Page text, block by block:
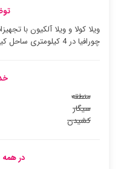
ویلا کولا و ویلا آلکیون با
چورافیا در 4 کیلومتری ساحل کیانی آکتی کالیوس قرار دارند.
منطقه
سیگار
کشیدن
در همه